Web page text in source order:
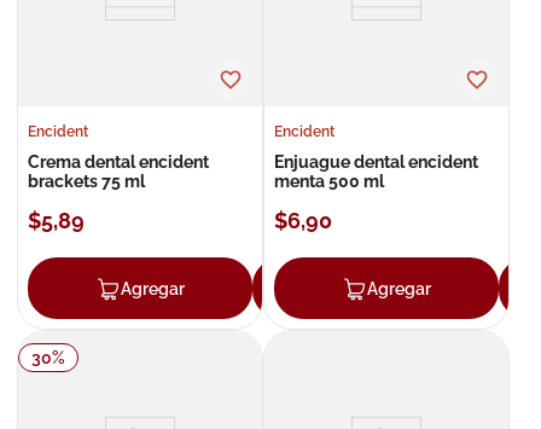
Encident
Crema dental encident
brackets 75 ml
$5,89
Agregar Agregar
Encident
Enjuague dental encident
menta 500 ml
$6,90
Agregar
30%